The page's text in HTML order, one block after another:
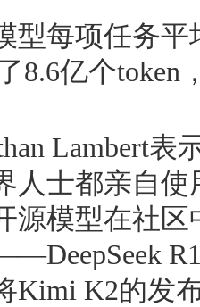
型每项任务平
8.6亿个token
Lambert表
人士都亲自
源模型在社
Kimi K2的发